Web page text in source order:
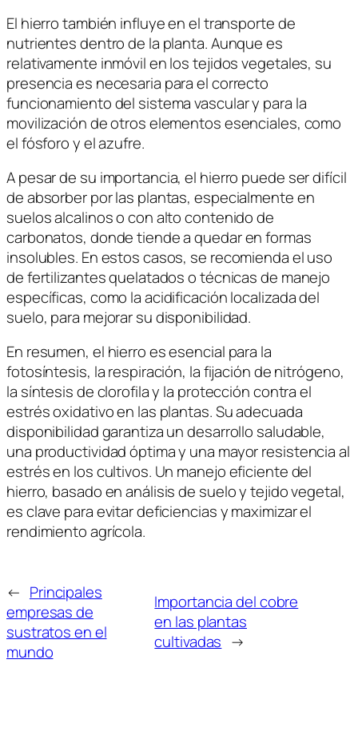
El hierro también influye en el transporte de
nutrientes dentro de la planta. Aunque es
relativamente inmóvil en los tejidos vegetales, su
presencia es necesaria para el correcto
funcionamiento del sistema vascular y para la
movilización de otros elementos esenciales, como
el fósforo y el azufre.
A pesar de su importancia, el hierro puede ser difícil
de absorber por las plantas, especialmente en
suelos alcalinos o con alto contenido de
carbonatos, donde tiende a quedar en formas
insolubles. En estos casos, se recomienda el uso
de fertilizantes quelatados o técnicas de manejo
específicas, como la acidificación localizada del
suelo, para mejorar su disponibilidad.
En resumen, el hierro es esencial para la
fotosíntesis, la respiración, la fijación de nitrógeno,
la síntesis de clorofila y la protección contra el
estrés oxidativo en las plantas. Su adecuada
disponibilidad garantiza un desarrollo saludable,
una productividad óptima y una mayor resistencia al
estrés en los cultivos. Un manejo eficiente del
hierro, basado en análisis de suelo y tejido vegetal,
es clave para evitar deficiencias y maximizar el
rendimiento agrícola.
← Principales
empresas de
sustratos en el
mundo
Importancia del cobre
en las plantas
cultivadas →